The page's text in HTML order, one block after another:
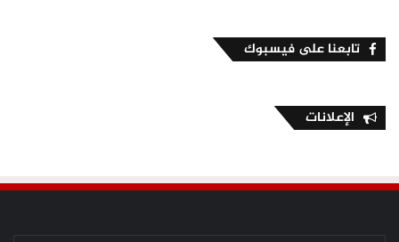
تابعنا على فيسبوك
الإعلانات